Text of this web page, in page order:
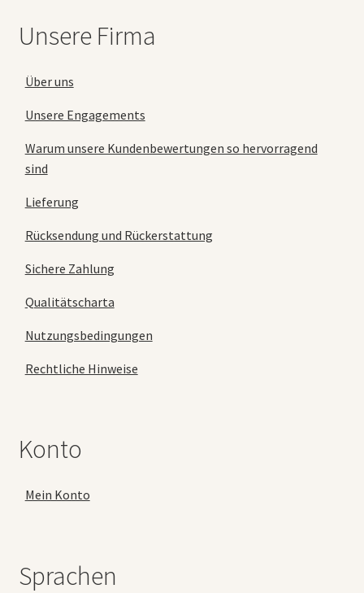
Unsere Firma
Über uns
Unsere Engagements
Warum unsere Kundenbewertungen so hervorragend
sind
Lieferung
Rücksendung und Rückerstattung
Sichere Zahlung
Qualitätscharta
Nutzungsbedingungen
Rechtliche Hinweise
Konto
Mein Konto
Sprachen